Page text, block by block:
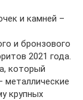
и камней –
и бронзового
2021 года.
который
металлические
крупных